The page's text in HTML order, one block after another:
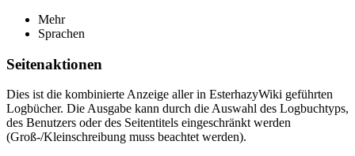
Mehr
Sprachen
Seitenaktionen
Dies ist die kombinierte Anzeige aller in EsterhazyWiki geführten
Logbücher. Die Ausgabe kann durch die Auswahl des Logbuchtyps,
des Benutzers oder des Seitentitels eingeschränkt werden
(Groß-/Kleinschreibung muss beachtet werden).